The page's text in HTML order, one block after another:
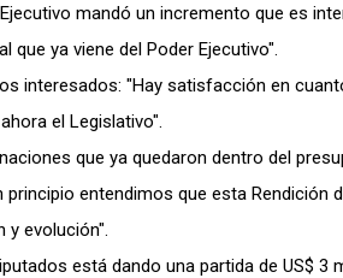
mandó un incremento que es
que ya viene del Poder Ejecutivo".
interesados: "Hay satisfacción en
el Legislativo".
que ya quedaron dentro del
principio entendimos que esta Rendición
y evolución".
está dando una partida de US$